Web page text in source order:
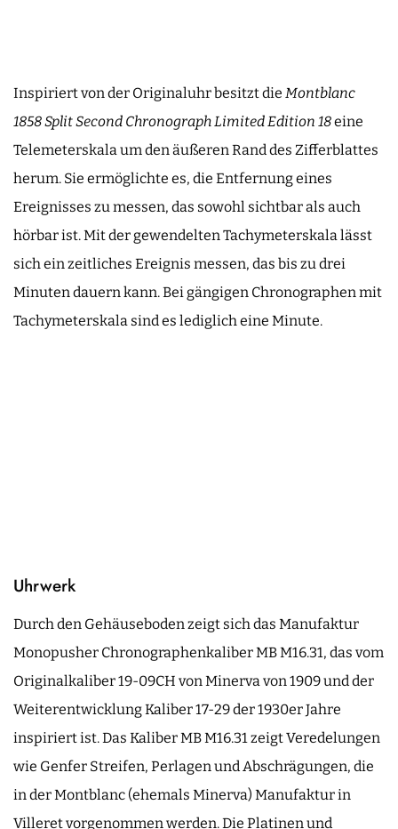
Inspiriert von der Originaluhr besitzt die Montblanc
1858 Split Second Chronograph Limited Edition 18eine
Telemeterskala um den äußeren Rand des Zifferblattes
herum. Sie ermöglichte es, die Entfernung eines
Ereignisses zu messen, das sowohl sichtbar als auch
hörbar ist. Mit der gewendelten Tachymeterskala lässt
sich ein zeitliches Ereignis messen, das bis zu drei
Minuten dauern kann. Bei gängigen Chronographen mit
Tachymeterskala sind es lediglich eine Minute.
Uhrwerk
Durch den Gehäuseboden zeigt sich das Manufaktur
Monopusher Chronographenkaliber MB M16.31, das vom
Originalkaliber 19-09CH von Minerva von 1909 und der
Weiterentwicklung Kaliber 17-29 der 1930er Jahre
inspiriert ist. Das Kaliber MB M16.31 zeigt Veredelungen
wie Genfer Streifen, Perlagen und Abschrägungen, die
in der Montblanc (ehemals Minerva) Manufaktur in
Villeret vorgenommen werden. Die Platinen und